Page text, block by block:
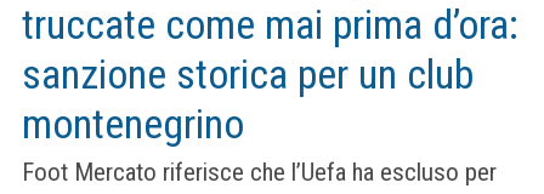
truccate come mai prima d’ora:
sanzione storica per un club
montenegrino
Foot Mercato riferisce che l’Uefa ha escluso per